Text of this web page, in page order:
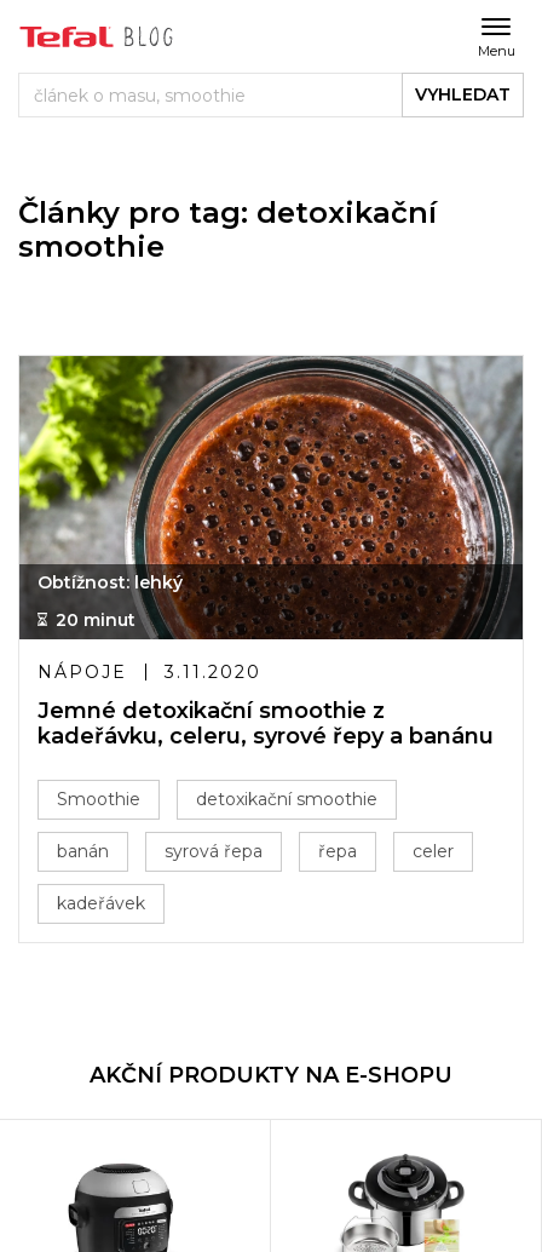
Menu
VYHLEDAT
Články pro tag: detoxikační
smoothie
Obtížnost: lehký
20 minut
NÁPOJE 3.11.2020
Jemné detoxikační smoothie z
kadeřávku, celeru, syrové řepy a banánu
Smoothie detoxikační smoothie
banán syrová řepa řepa celer
kadeřávek
AKČNÍ PRODUKTY NA E-SHOPU